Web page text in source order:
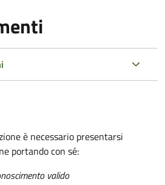
è necessario presentarsi
portando con sé:
valido